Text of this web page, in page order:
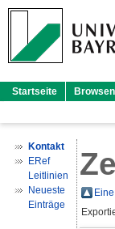
Startseite Browsen
Kontakt
ERef
Leitlinien
Neueste
Einträge